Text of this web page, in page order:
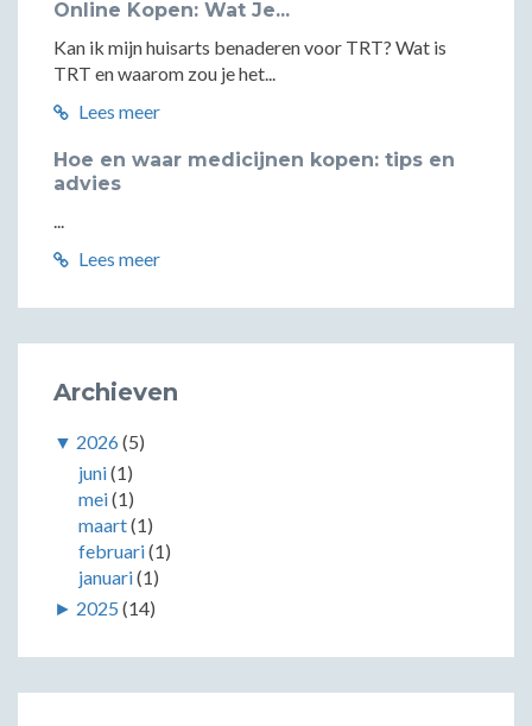
Online Kopen: Wat Je...
Kan ik mijn huisarts benaderen voor TRT? Wat is
TRT en waarom zou je het...
Lees meer
Hoe en waar medicijnen kopen: tips en
advies
...
Lees meer
Archieven
▼ 2026(5)
juni(1)
mei(1)
maart(1)
februari(1)
januari(1)
► 2025 (14)